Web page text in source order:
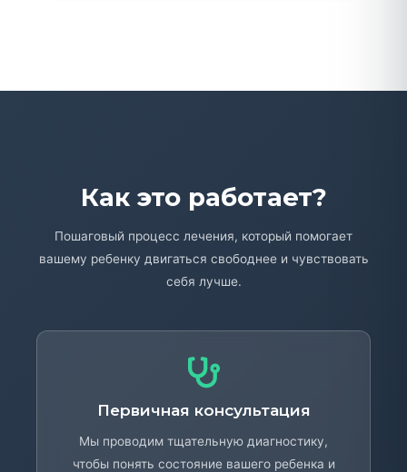
Как это работает?
Пошаговый процесс лечения, который помогает
вашему ребенку двигаться свободнее и чувствовать
себя лучше.
Первичная консультация
Мы проводим тщательную диагностику,
чтобы понять состояние вашего ребенка и